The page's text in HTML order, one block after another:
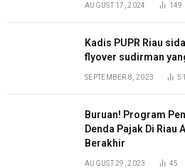
AUGUST 17, 2024 149
Kadis PUPR Riau
flyover sudirman
SEPTEMBER 8, 2023 51
Buruan! Program
Denda Pajak Di Riau
Berakhir
AUGUST 29, 2023 45